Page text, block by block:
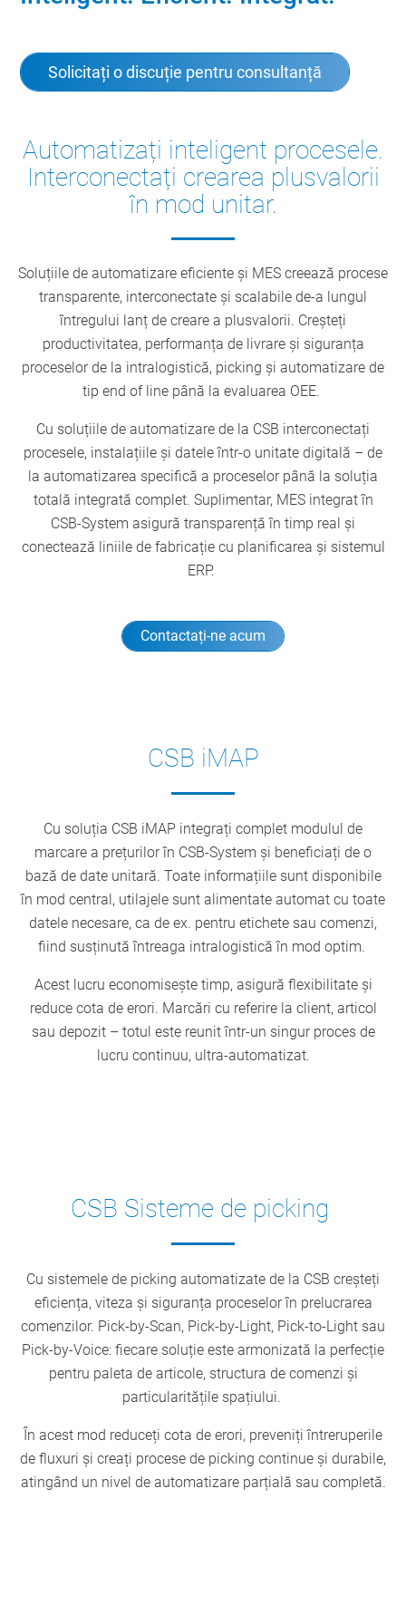
Solicitați o discuție pentru consultanță
Automatizați inteligent procesele.
Interconectați crearea plusvalorii
în mod unitar.
Soluțiile de automatizare eficiente și MES creează procese
transparente, interconectate și scalabile de-a lungul
întregului lanț de creare a plusvalorii. Creșteți
productivitatea, performanța de livrare și siguranța
proceselor de la intralogistică, picking și automatizare de
tip end of line până la evaluarea OEE.
Cu soluțiile de automatizare de la CSB interconectați
procesele, instalațiile și datele într-o unitate digitală – de
la automatizarea specifică a proceselor până la soluția
totală integrată complet. Suplimentar, MES integrat în
CSB-System asigură transparență în timp real și
conectează liniile de fabricație cu planificarea și sistemul
ERP.
Contactați-ne acum
CSB iMAP
Cu soluția CSB iMAP integrați complet modulul de
marcare a prețurilor în CSB-System și beneficiați de o
bază de date unitară. Toate informațiile sunt disponibile
în mod central, utilajele sunt alimentate automat cu toate
datele necesare, ca de ex. pentru etichete sau comenzi,
fiind susținută întreaga intralogistică în mod optim.
Acest lucru economisește timp, asigură flexibilitate și
reduce cota de erori. Marcări cu referire la client, articol
sau depozit – totul este reunit într-un singur proces de
lucru continuu, ultra-automatizat.
CSB Sisteme de picking
Cu sistemele de picking automatizate de la CSB creșteți
eficiența, viteza și siguranța proceselor în prelucrarea
comenzilor. Pick-by-Scan, Pick-by-Light, Pick-to-Light sau
Pick-by-Voice: fiecare soluție este armonizată la perfecție
pentru paleta de articole, structura de comenzi și
particularitățile spațiului.
În acest mod reduceți cota de erori, preveniți întreruperile
de fluxuri și creați procese de picking continue și durabile,
atingând un nivel de automatizare parțială sau completă.